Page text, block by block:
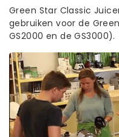
Green Star Classic
gebruiken voor de
GS2000 en de GS3000).